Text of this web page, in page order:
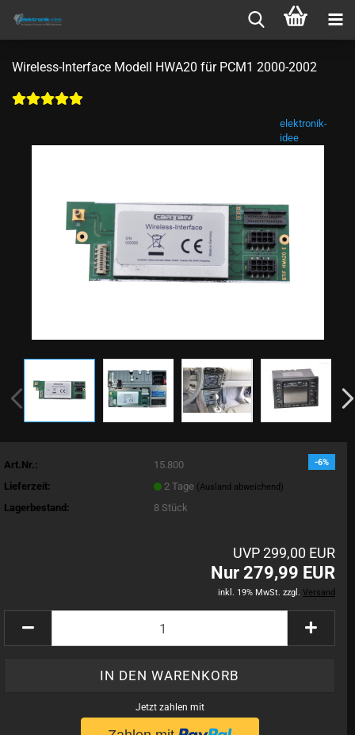
Wireless-Interface Modell HWA20 für PCM1 2000-2002
elektronik-
idee
-6%
Art.Nr.:
15.800
Lieferzeit:
2 Tage (Ausland abweichend)
Lagerbestand: 8Stück
UVP 299,00 EUR
Nur 279,99 EUR
inkl. 19% MwSt. zzgl. Versand
Jetzt zahlen mit